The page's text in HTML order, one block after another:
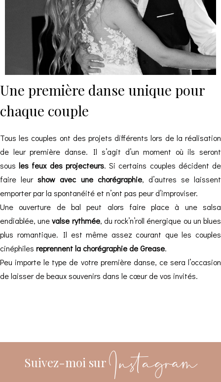
Une première danse unique pour
chaque couple
Tous les couples ont des projets différents lors de la réalisation
de leur première danse. Il s’agit d’un moment où ils seront
sousles feux des projecteurs. Si certains couples décident de
faire leurshow avec une chorégraphie, d’autres se laissent
emporter par la spontanéité et n’ont pas peur d’improviser.
Une ouverture de bal peut alors faire place à une salsa
endiablée, unevalse rythmée, du rock’n’roll énergique ou un blues
plus romantique. Il est même assez courant que les couples
cinéphiles reprennent la chorégraphie de Grease.
Peu importe le type de votre première danse, ce sera l’occasion
de laisser de beaux souvenirs dans le cœur de vos invités.
Suivez-moi surInstagram